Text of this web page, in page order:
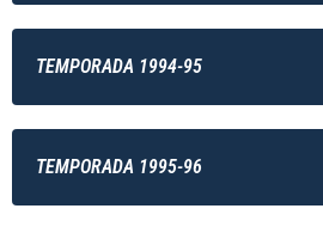
TEMPORADA 1994-95
TEMPORADA 1995-96